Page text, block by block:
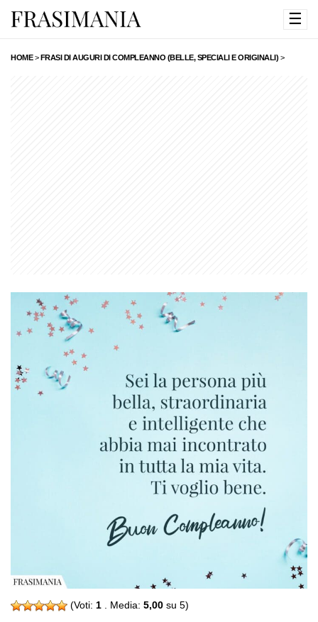
☰
HOME>FRASI DI AUGURI DI COMPLEANNO (BELLE, SPECIALI E ORIGINALI) >
(Voti: 1 . Media: 5,00 su 5)